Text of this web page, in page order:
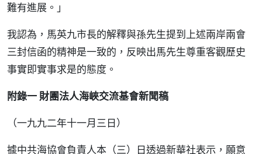
難有進展。」
我認為，馬英九市長的解釋與孫先生提到上述兩岸兩會
三封信函的精神是一致的，反映出馬先生尊重客觀歷史
事實即實事求是的態度。
附錄一 財團法人海峽交流基會新聞稿
（一九九二年十一月三日）
據中共海協會負責人本（三）日透過新華社表示，願意